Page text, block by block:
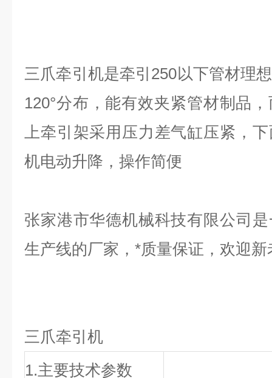
三爪牵引机是牵引250以下管材理
120°分布，能有效夹紧管材制品
上牵引架采用压力差气缸压紧，
机电动升降，操作简便
张家港市华德机械科技有限公司
生产线的厂家，*质量保证，欢迎
三爪牵引机
1.主要技术参数